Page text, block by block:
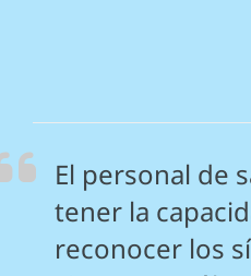
El personal de
tener la
reconocer los